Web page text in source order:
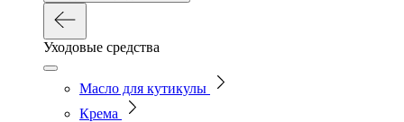
Уходовые средства
Масло для кутикулы
Крема